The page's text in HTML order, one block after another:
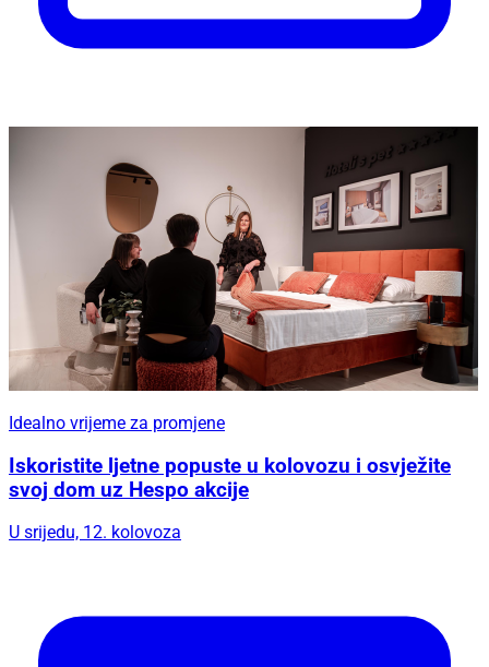
Idealno vrijeme za promjene
Iskoristite ljetne popuste u kolovozu i osvježite
svoj dom uz Hespo akcije
U srijedu, 12. kolovoza